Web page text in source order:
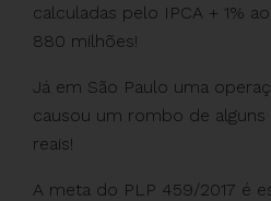
calculadas pelo IPCA + 1%
880 milhões!
Já em São Paulo uma
causou um rombo de alguns
reais!
A meta do PLP 459/2017 é